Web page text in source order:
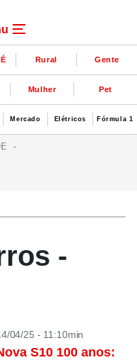
Rural Gente
Mulher Pet
Mercado Elétricos Fórmula 1
-
04/25 - 11:10min
S10 100 anos: